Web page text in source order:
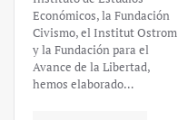
Económicos, la Fundación
Civismo, el Institut Ostrom
y la Fundación para el
Avance de la Libertad,
hemos elaborado…